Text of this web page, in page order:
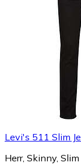
Levi's 511 Slim
Herr, Skinny,